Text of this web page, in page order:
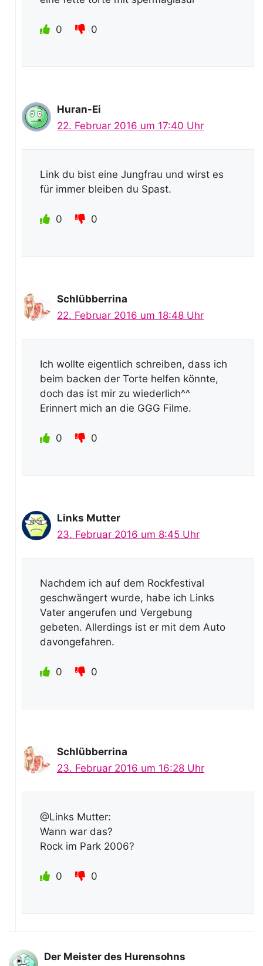
0 0
Huran-Ei
22. Februar 2016 um 17:40 Uhr
Link du bist eine Jungfrau und wirst es
für immer bleiben du Spast.
0 0
Schlübberrina
22. Februar 2016 um 18:48 Uhr
Ich wollte eigentlich schreiben, dass ich
beim backen der Torte helfen könnte,
doch das ist mir zu wiederlich^^
Erinnert mich an die GGG Filme.
0 0
Links Mutter
23. Februar 2016 um 8:45 Uhr
Nachdem ich auf dem Rockfestival
geschwängert wurde, habe ich Links
Vater angerufen und Vergebung
gebeten. Allerdings ist er mit dem Auto
davongefahren.
0 0
Schlübberrina
23. Februar 2016 um 16:28 Uhr
@Links Mutter:
Wann war das?
Rock im Park 2006?
0 0
Der Meister des Hurensohns